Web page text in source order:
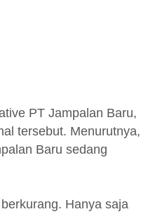
PT Jampalan Baru,
tersebut. Menurutnya,
Baru sedang
Hanya saja